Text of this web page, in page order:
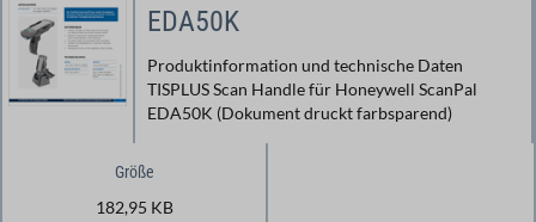
EDA50K
Produktinformation und technische Daten
TISPLUS Scan Handle für Honeywell ScanPal
EDA50K (Dokument druckt farbsparend)
Größe
182,95 KB